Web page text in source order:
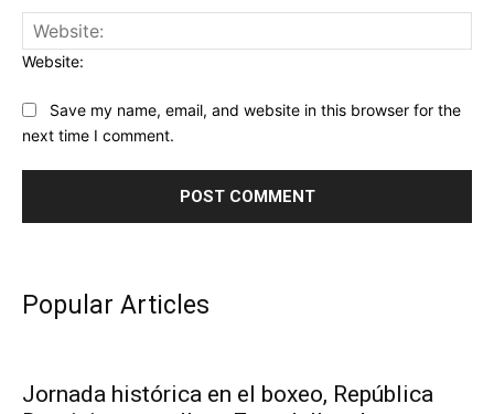
Website:
Save my name, email, and website in this browser for the
next time I comment.
Popular Articles
Jornada histórica en el boxeo, República